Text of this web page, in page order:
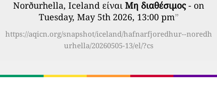
Norðurhella, Iceland είναι Μη διαθέσιμος- on
Tuesday, May 5th 2026, 13:00 pm”
https://aqicn.org/snapshot/iceland/hafnarfjoredhur--noredh
urhella/20260505-13/el/?cs